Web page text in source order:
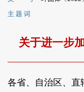
主 题 词
关于进一步
各省、自治区、直